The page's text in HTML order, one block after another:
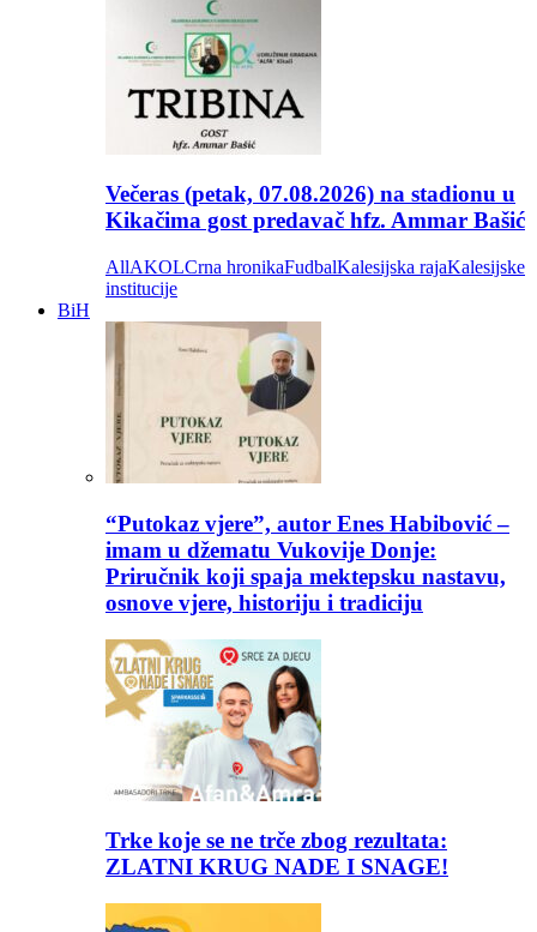
Večeras (petak, 07.08.2026) na stadionu u
Kikačima gost predavač hfz. Ammar Bašić
AllAKOLCrna hronikaFudbalKalesijska rajaKalesijske
institucije
BiH
“Putokaz vjere”, autor Enes Habibović –
imam u džematu Vukovije Donje:
Priručnik koji spaja mektepsku nastavu,
osnove vjere, historiju i tradiciju
Trke koje se ne trče zbog rezultata:
ZLATNI KRUG NADE I SNAGE!